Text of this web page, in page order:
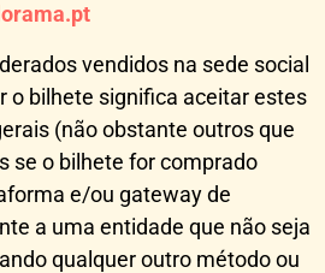
vendidos na sede social
o bilhete significa aceitar estes
(não obstante outros que
se o bilhete for comprado
e/ou gateway de
a uma entidade que não seja
qualquer outro método ou